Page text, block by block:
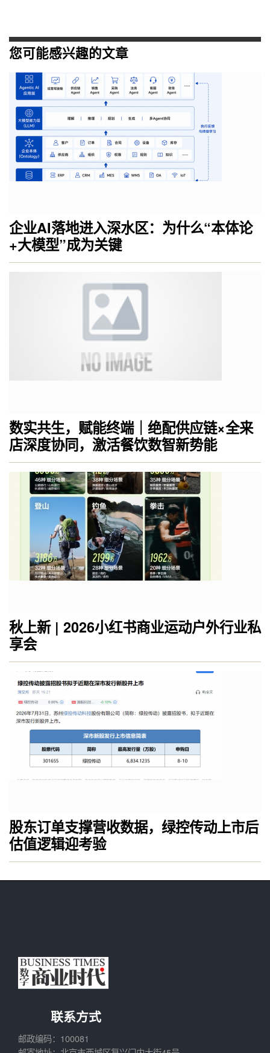
您可能感兴趣的文章
企业AI落地进入深水区：为什么“本体论
+大模型”成为关键
数实共生，赋能终端｜绝配供应链×全来
店深度协同，激活餐饮数智新势能
秋上新 | 2026小红书商业运动户外行业私
享会
股东订单支撑营收数据，绿控传动上市后
估值逻辑迎考验
联系方式
邮政编码：100081